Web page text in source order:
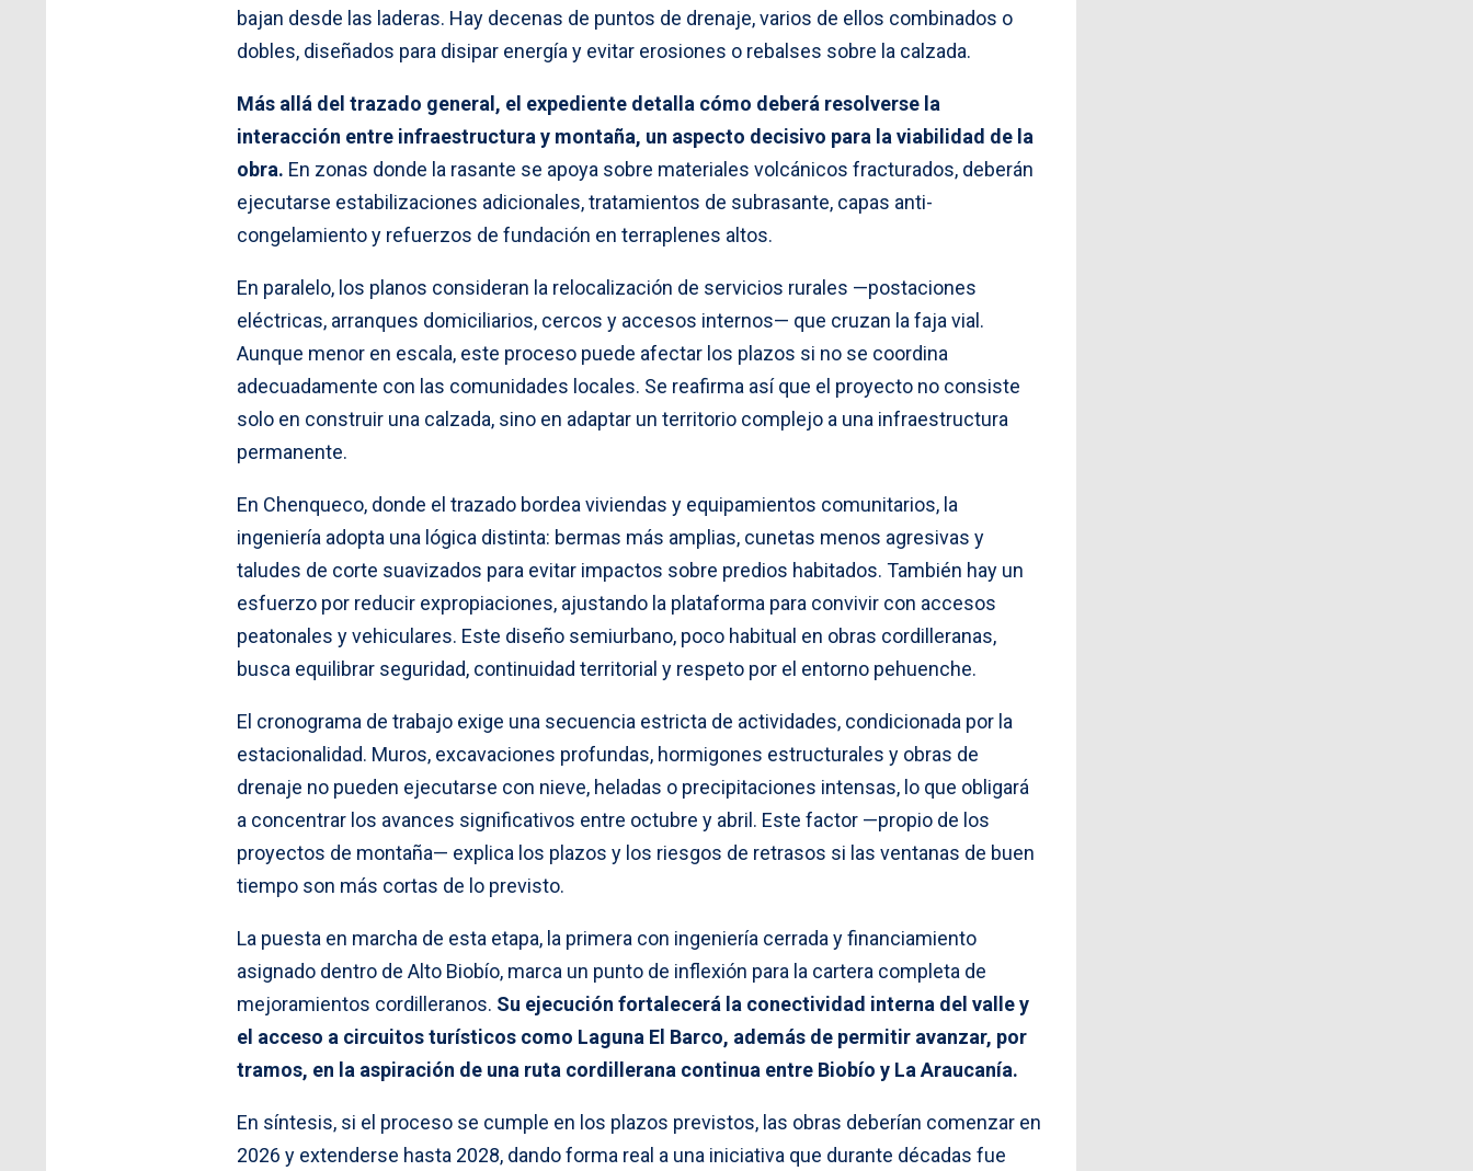
bajan desde las laderas. Hay decenas de puntos de drenaje, varios de ellos combinados o
dobles, diseñados para disipar energía y evitar erosiones o rebalses sobre la calzada.
Más allá del trazado general, el expediente detalla cómo deberá resolverse la
interacción entre infraestructura y montaña, un aspecto decisivo para la viabilidad de la
obra. En zonas donde la rasante se apoya sobre materiales volcánicos fracturados, deberán
ejecutarse estabilizaciones adicionales, tratamientos de subrasante, capas anti-
congelamiento y refuerzos de fundación en terraplenes altos.
En paralelo, los planos consideran la relocalización de servicios rurales —postaciones
eléctricas, arranques domiciliarios, cercos y accesos internos— que cruzan la faja vial.
Aunque menor en escala, este proceso puede afectar los plazos si no se coordina
adecuadamente con las comunidades locales. Se reafirma así que el proyecto no consiste
solo en construir una calzada, sino en adaptar un territorio complejo a una infraestructura
permanente.
En Chenqueco, donde el trazado bordea viviendas y equipamientos comunitarios, la
ingeniería adopta una lógica distinta: bermas más amplias, cunetas menos agresivas y
taludes de corte suavizados para evitar impactos sobre predios habitados. También hay un
esfuerzo por reducir expropiaciones, ajustando la plataforma para convivir con accesos
peatonales y vehiculares. Este diseño semiurbano, poco habitual en obras cordilleranas,
busca equilibrar seguridad, continuidad territorial y respeto por el entorno pehuenche.
El cronograma de trabajo exige una secuencia estricta de actividades, condicionada por la
estacionalidad. Muros, excavaciones profundas, hormigones estructurales y obras de
drenaje no pueden ejecutarse con nieve, heladas o precipitaciones intensas, lo que obligará
a concentrar los avances significativos entre octubre y abril. Este factor —propio de los
proyectos de montaña— explica los plazos y los riesgos de retrasos si las ventanas de buen
tiempo son más cortas de lo previsto.
La puesta en marcha de esta etapa, la primera con ingeniería cerrada y financiamiento
asignado dentro de Alto Biobío, marca un punto de inflexión para la cartera completa de
mejoramientos cordilleranos. Su ejecución fortalecerá la conectividad interna del valle y
el acceso a circuitos turísticos como Laguna El Barco, además de permitir avanzar, por
tramos, en la aspiración de una ruta cordillerana continua entre Biobío y La Araucanía.
En síntesis, si el proceso se cumple en los plazos previstos, las obras deberían comenzar en
2026 y extenderse hasta 2028, dando forma real a una iniciativa que durante décadas fue